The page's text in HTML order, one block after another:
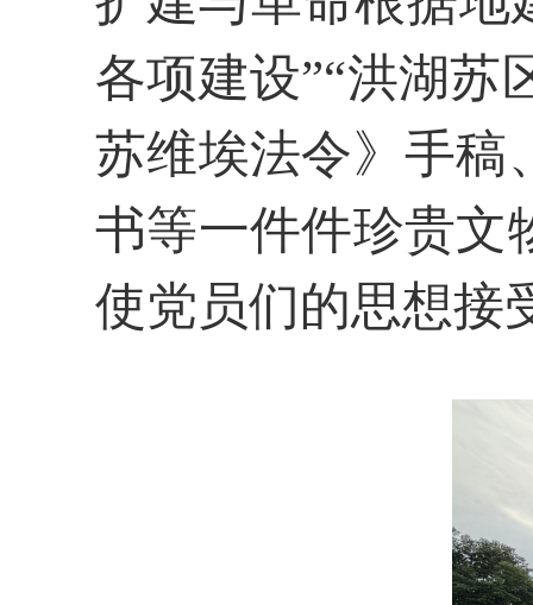
各项建设”“洪湖苏
苏维埃法令》手稿
书等一件件珍贵文
使党员们的思想接